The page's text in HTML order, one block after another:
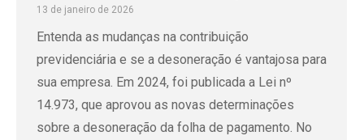
13 de janeiro de 2026
Entenda as mudanças na contribuição
previdenciária e se a desoneração é vantajosa para
sua empresa. Em 2024, foi publicada a Lei nº
14.973, que aprovou as novas determinações
sobre a desoneração da folha de pagamento. No